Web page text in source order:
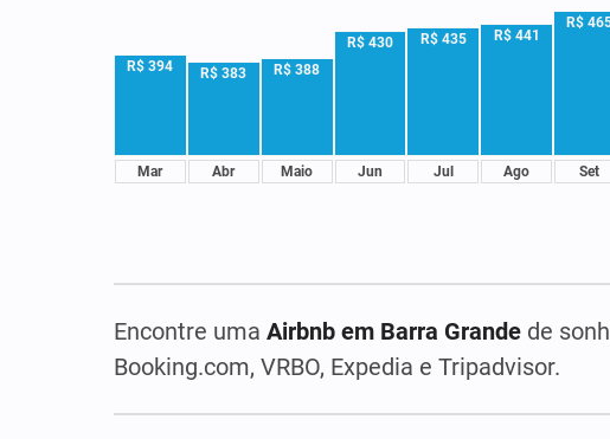
R$ 394
Mar
R$ 383
Abr
R$ 388
Maio
R$ 430
Jun
R$ 435
Jul
R$ 441
Ago
R$
Set
Encontre uma Airbnb em Barra Grande de
Booking.com, VRBO, Expedia e Tripadvisor.